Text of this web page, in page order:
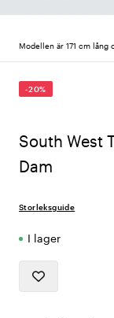
Modellen är 171 cm lång
-20%
South West
Dam
Storleksguide
I lager